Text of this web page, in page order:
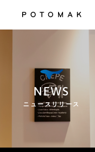
MESSAGE
BRAND/SHOP
DOMAIN
NEWS
ニュースリリース